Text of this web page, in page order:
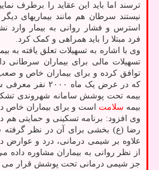
ترسند اما باید این عقاید را برطرف
نیستند سرطان هم مانند بیماریهای
استرس و فشار روانی به بیمار وارد
فرد مبتلا را باید همراهی و کمک کرد.
وی با اشاره به تسهیلات تعلق یافته به
تسهیلات مالی برای بیماران سرطانی
توافق کرده و برای بیماران خاص و
که در عرض یک ماه
بیمه تحت پوشش سامانه شهروندی
بیمه سلامت است و برای بیماران
وی افزود: برنامه تسکینی و حمایتی هم
رضا (ع) بخشی برای آن در نظر
علاوه بر شیمی درمانی، درد و عوارض
از نظر روانی به بیماران مشاوره داده
جز شیمی درمانی تحت پوشش قرار می